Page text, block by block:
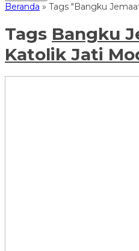
Beranda » Tags "Bangku
Tags Bangku
Katolik Jati